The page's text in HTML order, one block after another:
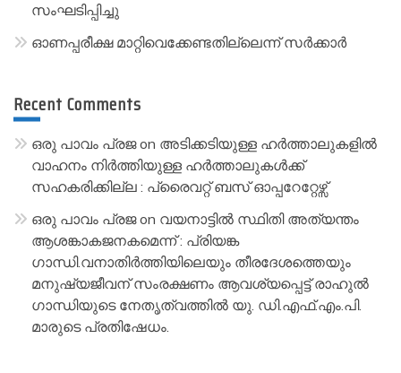
സംഘടിപ്പിച്ചു
ഓണപ്പരീക്ഷ മാറ്റിവെക്കേണ്ടതില്ലെന്ന് സർക്കാർ
Recent Comments
ഒരു പാവം പ്രജon അടിക്കടിയുള്ള ഹർത്താലുകളിൽ
വാഹനം നിർത്തിയുള്ള ഹർത്താലുകൾക്ക്
സഹകരിക്കില്ല : പ്രൈവറ്റ് ബസ് ഓപ്പറേറ്റേഴ്സ്
ഒരു പാവം പ്രജon വയനാട്ടിൽ സ്ഥിതി അത്യന്തം
ആശങ്കാകജനകമെന്ന് : പ്രിയങ്ക
ഗാന്ധി.വനാതിർത്തിയിലെയും തീരദേശത്തെയും
മനുഷ്യജീവന് സംരക്ഷണം ആവശ്യപ്പെട്ട് രാഹുൽ
ഗാന്ധിയുടെ നേതൃത്വത്തിൽ യു. ഡി.എഫ്.എം.പി.
മാരുടെ പ്രതിഷേധം.